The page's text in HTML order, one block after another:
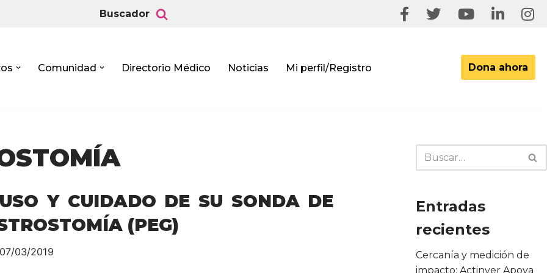
Buscador
Comunidad Directorio Médico Noticias Mi perfil/Registro Dona ahora
Y CUIDADO DE SU SONDA DE
(PEG)
03/2019
Entradas
recientes
Cercanía y medición de
impacto: Actinver Apoya